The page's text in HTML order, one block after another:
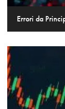
Errori da